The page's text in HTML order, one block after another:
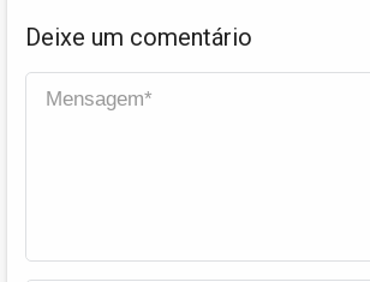
Deixe um comentário